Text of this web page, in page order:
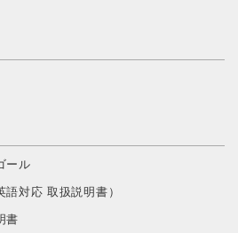
ール
対応 取扱説明書）
書